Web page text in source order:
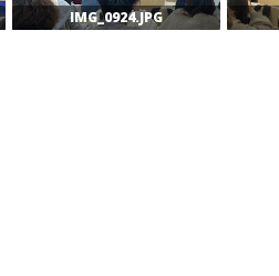
IMG_0924.JPG